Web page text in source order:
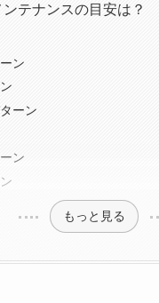
テナンスの目安は？
ン
ーン
ン
もっと見る